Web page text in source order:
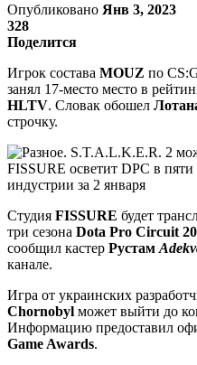
Опубликовано Янв 3, 2023
328
Поделится
Игрок состава MOUZ по
занял 17-место место в
HLTV. Словак обошел
строчку.
Студия FISSURE будет
три сезона Dota Pro Circuit
сообщил кастер Рустам
канале.
Игра от украинских
Chornobyl может выйти до
Информацию предоставил
Game Awards.